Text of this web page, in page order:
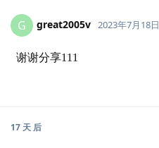
G great2005v 2023年7月18日
谢谢分享111
17 天 后